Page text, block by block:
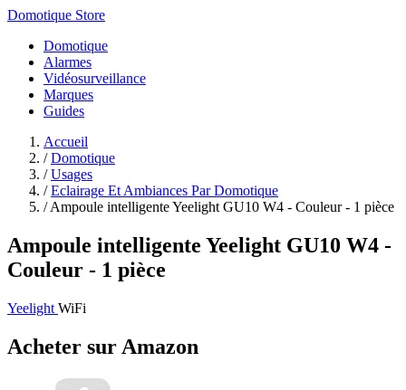
Domotique Store
Domotique
Alarmes
Vidéosurveillance
Marques
Guides
Accueil
/ Domotique
/ Usages
/ Eclairage Et Ambiances Par Domotique
/ Ampoule intelligente Yeelight GU10 W4 - Couleur - 1 pièce
Ampoule intelligente Yeelight GU10 W4 -
Couleur - 1 pièce
Yeelight WiFi
Acheter sur Amazon